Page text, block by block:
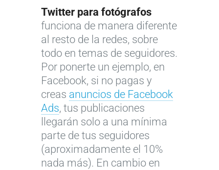
Twitter para fotógrafos
funciona de manera diferente
al resto de la redes, sobre
todo en temas de seguidores.
Por ponerte un ejemplo, en
Facebook, si no pagas y
creas anuncios de Facebook
Ads, tus publicaciones
llegarán solo a una mínima
parte de tus seguidores
(aproximadamente el 10%
nada más). En cambio en